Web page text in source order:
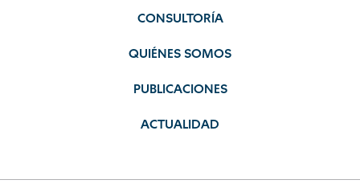
CONSULTORÍA
QUIÉNES SOMOS
PUBLICACIONES
ACTUALIDAD